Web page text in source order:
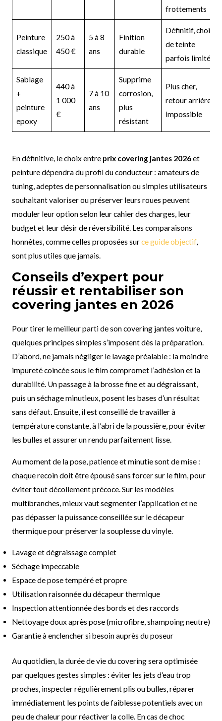
frottements
Peinture
classique
250 à
450 €
5 à 8
ans
Finition
durable
Définitif, choix
de teinte
parfois limité
Sablage
+
peinture
epoxy
440 à
1 000
€
7 à 10
ans
Supprime
corrosion,
plus
résistant
Plus cher,
retour arrière
impossible
En définitive, le choix entre prix covering jantes 2026et
peinture dépendra du profil du conducteur : amateurs de
tuning, adeptes de personnalisation ou simples utilisateurs
souhaitant valoriser ou préserver leurs roues peuvent
moduler leur option selon leur cahier des charges, leur
budget et leur désir de réversibilité. Les comparaisons
honnêtes, comme celles proposées surce guide objectif,
sont plus utiles que jamais.
Conseils d’expert pour
réussir et rentabiliser son
covering jantes en 2026
Pour tirer le meilleur parti de son covering jantes voiture,
quelques principes simples s’imposent dès la préparation.
D’abord, ne jamais négliger le lavage préalable : la moindre
impureté coincée sous le film compromet l’adhésion et la
durabilité. Un passage à la brosse fine et au dégraissant,
puis un séchage minutieux, posent les bases d’un résultat
sans défaut. Ensuite, il est conseillé de travailler à
température constante, à l’abri de la poussière, pour éviter
les bulles et assurer un rendu parfaitement lisse.
Au moment de la pose, patience et minutie sont de mise :
chaque recoin doit être épousé sans forcer sur le film, pour
éviter tout décollement précoce. Sur les modèles
multibranches, mieux vaut segmenter l’application et ne
pas dépasser la puissance conseillée sur le décapeur
thermique pour préserver la souplesse du vinyle.
Lavage et dégraissage complet
Séchage impeccable
Espace de pose tempéré et propre
Utilisation raisonnée du décapeur thermique
Inspection attentionnée des bords et des raccords
Nettoyage doux après pose (microfibre, shampoing neutre)
Garantie à enclencher si besoin auprès du poseur
Au quotidien, la durée de vie du covering sera optimisée
par quelques gestes simples : éviter les jets d’eau trop
proches, inspecter régulièrement plis ou bulles, réparer
immédiatement les points de faiblesse potentiels avec un
peu de chaleur pour réactiver la colle. En cas de choc